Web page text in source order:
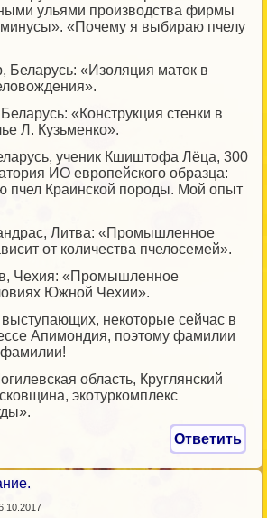
ульями производства фирмы
«Почему я выбираю пчелу
«Изоляция маток в
«Конструкция стенки в
Л. Кузьменко».
ученик Кшиштофа Лёца, 300
ИО европейского образца:
пчел Краинской породы. Мой опыт
Литва: «Промышленное
от количества пчелосемей».
Чехия: «Промышленное
Южной Чехии».
выступающих, некоторые сейчас в
Апимондия, поэтому фамилии
фамилии!
область, Круглянский
экотуркомплекс
Ответить